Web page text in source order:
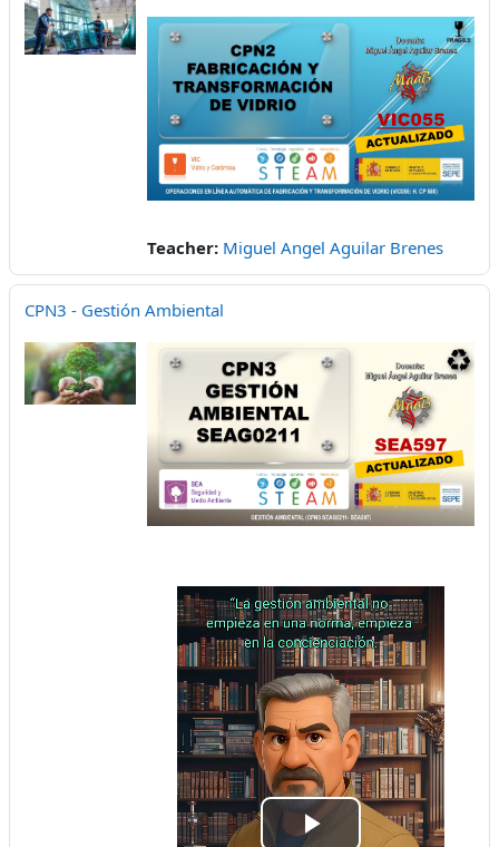
Teacher: Miguel Angel Aguilar Brenes
CPN3 - Gestión Ambiental